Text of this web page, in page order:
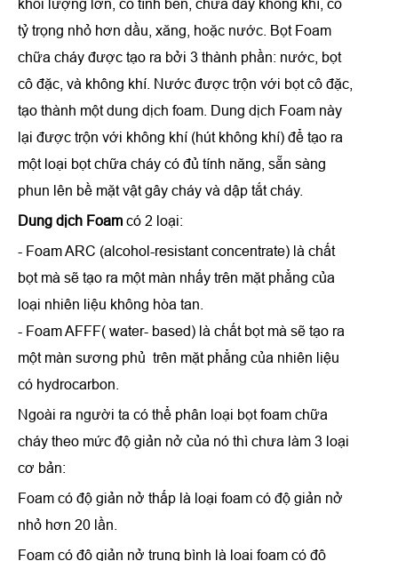
khối lượng lớn, có tính bền, chứa đầy không khí, có
tỷ trọng nhỏ hơn dầu, xăng, hoặc nước. Bọt Foam
chữa cháy được tạo ra bởi 3 thành phần: nước, bọt
cô đặc, và không khí. Nước được trộn với bọt cô đặc,
tạo thành một dung dịch foam. Dung dịch Foam này
lại được trộn với không khí (hút không khí) để tạo ra
một loại bọt chữa cháy có đủ tính năng, sẵn sàng
phun lên bề mặt vật gây cháy và dập tắt cháy.
Dung dịch Foam có 2 loại:
- Foam ARC (alcohol-resistant concentrate) là chất
bọt mà sẽ tạo ra một màn nhấy trên mặt phẳng của
loại nhiên liệu không hòa tan.
- Foam AFFF( water- based) là chất bọt mà sẽ tạo ra
một màn sương phủ trên mặt phẳng của nhiên liệu
có hydrocarbon.
Ngoài ra người ta có thể phân loại bọt foam chữa
cháy theo mức độ giản nở của nó thì chưa làm 3 loại
cơ bản:
Foam có độ giản nở thấp là loại foam có độ giản nở
nhỏ hơn 20 lần.
Foam có độ giản nở trung bình là loại foam có độ